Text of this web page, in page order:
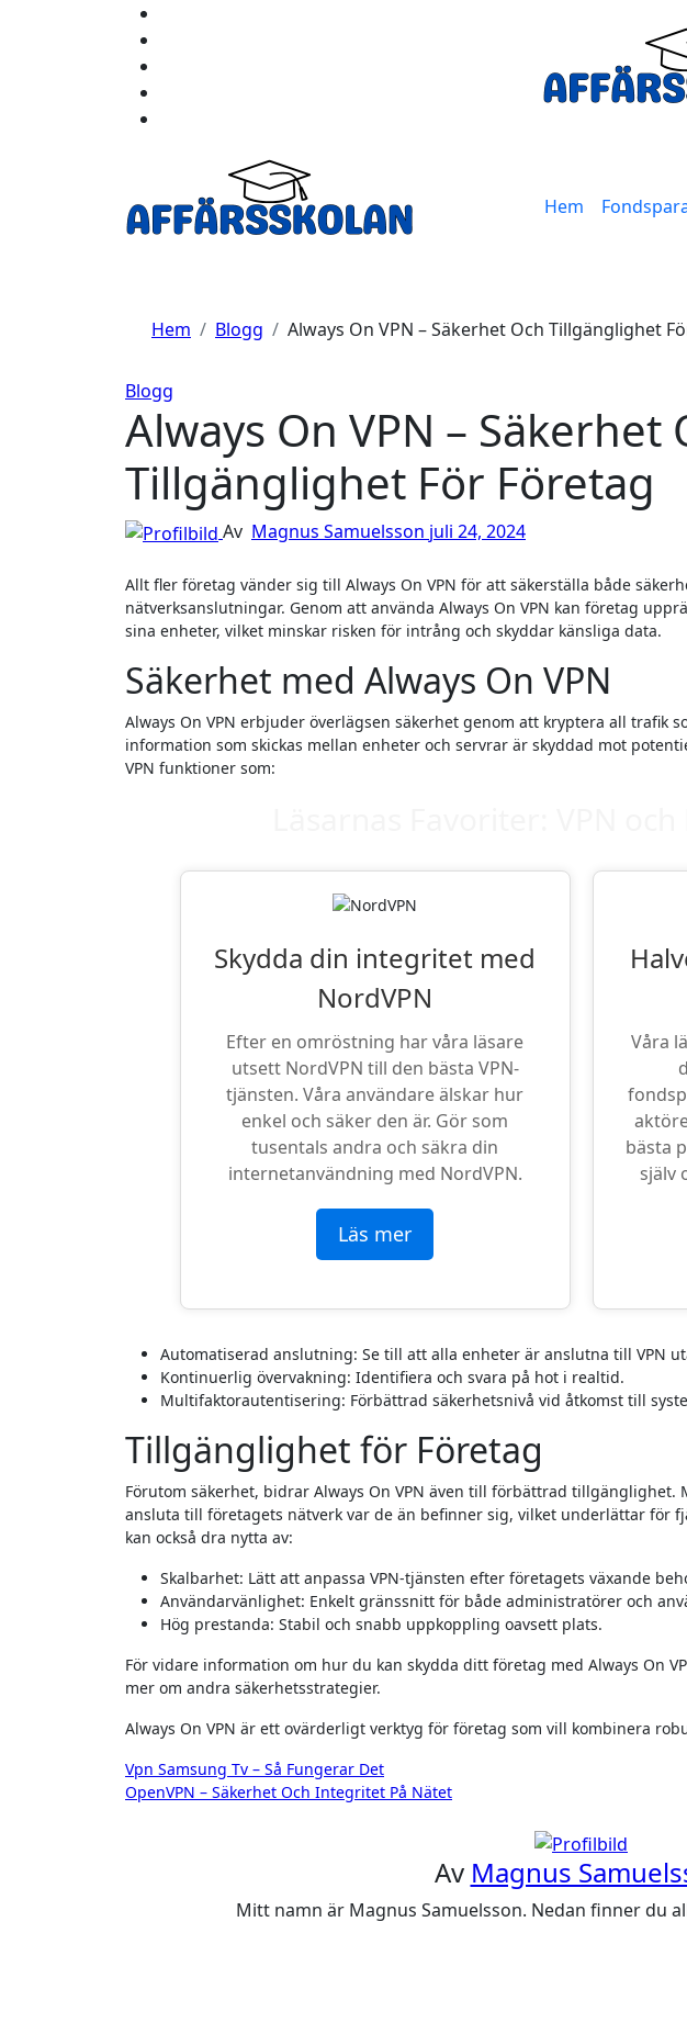
Hem
Hem Blogg Always On VPN – Säkerhet Och Tillgänglighet
Blogg
Always On VPN – Säkerhet
Tillgänglighet För Företag
Av Magnus Samuelsson juli 24, 2024
Allt fler företag vänder sig till Always On VPN för att säkerställa både säkerhet och tillgänglighet i deras
nätverksanslutningar. Genom att använda Always On VPN kan företag
sina enheter, vilket minskar risken för intrång och skyddar känsliga data.
Säkerhet med Always On VPN
Always On VPN erbjuder överlägsen säkerhet genom att kryptera all trafik
information som skickas mellan enheter och servrar är skyddad mot
VPN funktioner som:
Skydda din integritet med
NordVPN
Efter en omröstning har våra läsare
utsett NordVPN till den bästa VPN-
tjänsten. Våra användare älskar hur
enkel och säker den är. Gör som
tusentals andra och säkra din
internetanvändning med NordVPN.
Läs mer
Våra
bästa
själv
Automatiserad anslutning: Se till att alla enheter är anslutna till VPN
Kontinuerlig övervakning: Identifiera och svara på hot i realtid.
Multifaktorautentisering: Förbättrad säkerhetsnivå vid åtkomst till
Tillgänglighet för Företag
Förutom säkerhet, bidrar Always On VPN även till förbättrad tillgänglighet.
ansluta till företagets nätverk var de än befinner sig, vilket underlättar för
kan också dra nytta av:
Skalbarhet: Lätt att anpassa VPN-tjänsten efter företagets växande
Användarvänlighet: Enkelt gränssnitt för både administratörer och
Hög prestanda: Stabil och snabb uppkoppling oavsett plats.
För vidare information om hur du kan skydda ditt företag med Always On
mer om andra säkerhetsstrategier.
Always On VPN är ett ovärderligt verktyg för företag som vill kombinera
Inläggsnavigering
Vpn Samsung Tv – Så Fungerar Det
OpenVPN – Säkerhet Och Integritet På Nätet
Av Magnus
Mitt namn är Magnus Samuelsson. Nedan finner du